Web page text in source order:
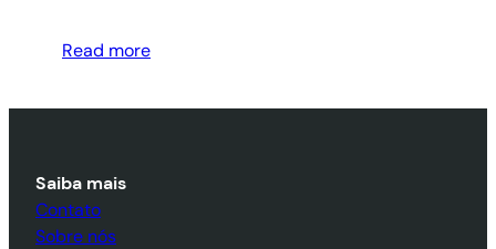
Read more
Saiba mais
Contato
Sobre nós